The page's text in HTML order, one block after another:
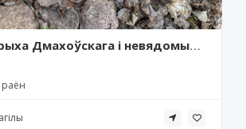
Дмахоўскага і невядомых
г.